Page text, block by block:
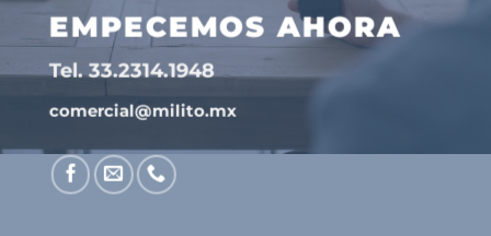
EMPECEMOS AHORA
Tel. 33.2314.1948
comercial@milito.mx